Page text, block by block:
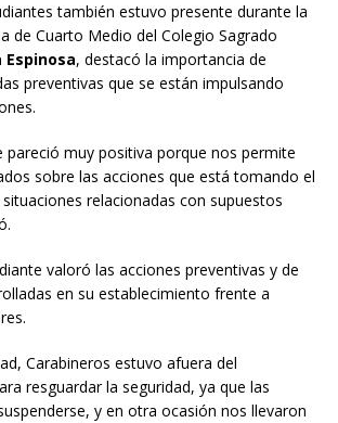
también estuvo presente durante la
de Cuarto Medio del Colegio Sagrado
, destacó la importancia de
preventivas que se están impulsando
pareció muy positiva porque nos permite
sobre las acciones que está tomando el
relacionadas con supuestos
valoró las acciones preventivas y de
en su establecimiento frente a
Carabineros estuvo afuera del
resguardar la seguridad, ya que las
y en otra ocasión nos llevaron